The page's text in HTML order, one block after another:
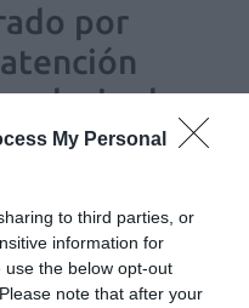
My Personal
to third parties, or
information for
the below opt-out
note that after your
por
reducir el
26/05/2023
de Farmacéuticos de